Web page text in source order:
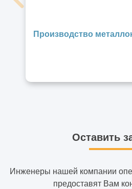
Производство
Оставить
Инженеры нашей компании
предоставят Вам